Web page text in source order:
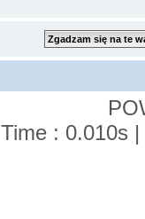
Time : 0.010s